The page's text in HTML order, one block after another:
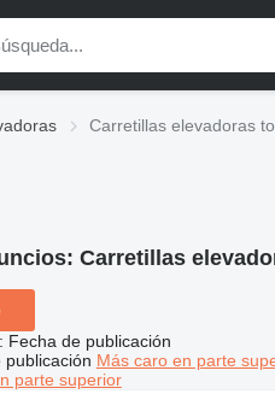
Carretillas elevadoras
Carretillas
Fecha de publicación
publicación Más caro en parte
parte superior